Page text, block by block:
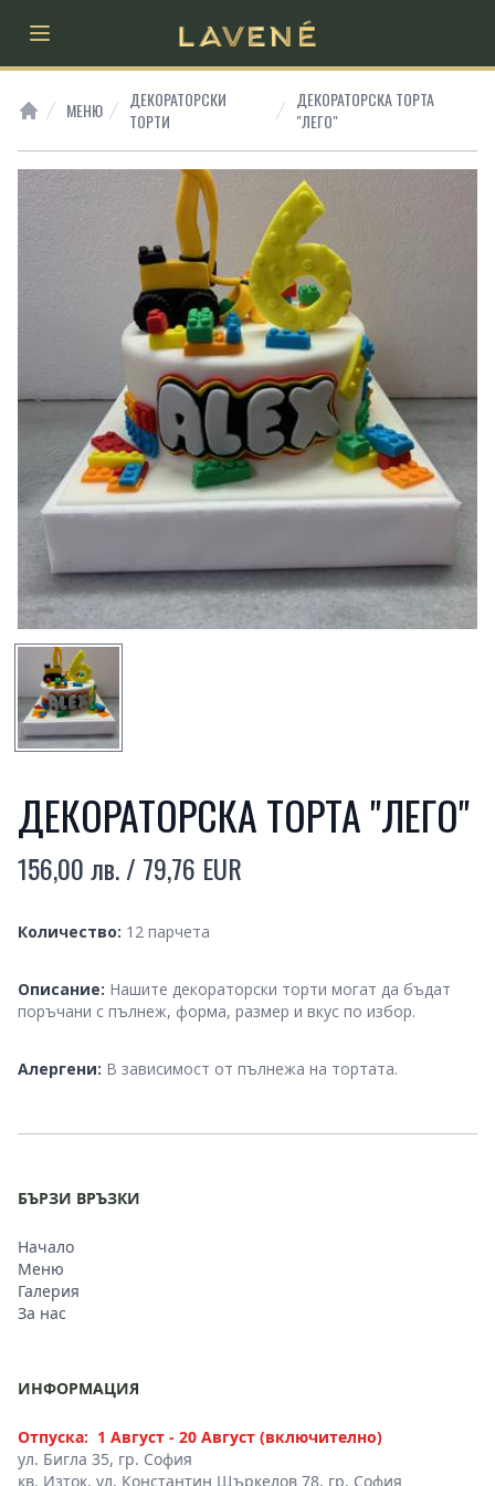
Open main menu
МЕНЮ
ДЕКОРАТОРСКИ
ТОРТИ
ДЕКОРАТОРСКА ТОРТА
"ЛЕГО"
SMALL PREVIEW
ДЕКОРАТОРСКА ТОРТА "ЛЕГО"
Product information
156,00 лв. / 79,76 EUR
Quantity
Количество: 12 парчета
Description
Описание: Нашите декораторски торти могат да бъдат
поръчани с пълнеж, форма, размер и вкус по избор.
Dietary and Allergen Advice
Алергени: В зависимост от пълнежа на тортата.
БЪРЗИ ВРЪЗКИ
Начало
Меню
Галерия
За нас
ИНФОРМАЦИЯ
Отпуска: 1 Август - 20 Август (включително)
ул. Бигла 35, гр. София
кв. Изток, ул. Константин Щъркелов 78, гр. София